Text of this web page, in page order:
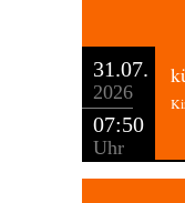
31.07.
2026
07:50
Uhr